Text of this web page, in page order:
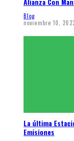
Blog
noviembre 10,
La última
Emisiones